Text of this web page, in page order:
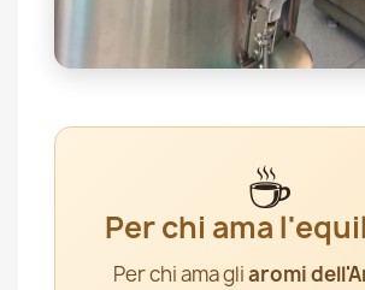
☕
Per chi ama
Per chi ama gliaromi